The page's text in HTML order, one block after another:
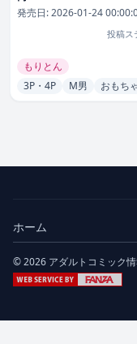
発売日:2026-01-24
投稿ス
もりとん
3P・4P
M男 おもち
ホーム
© 2026 アダルトコミック情